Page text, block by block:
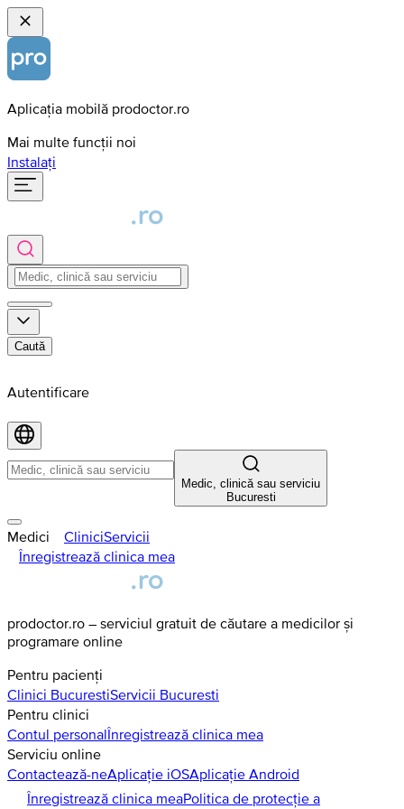
Aplicația mobilă prodoctor.ro
Mai multe funcții noi
Instalați
Caută
Autentificare
Medic, clinică sau serviciu
Bucuresti
Medici CliniciServicii
Înregistrează clinica mea
prodoctor.ro – serviciul gratuit de căutare a medicilor și
programare online
Pentru pacienți
Clinici BucurestiServicii Bucuresti
Pentru clinici
Contul personalÎnregistrează clinica mea
Serviciu online
Contactează-neAplicație iOSAplicație Android
Înregistrează clinica meaPolitica de protecție a